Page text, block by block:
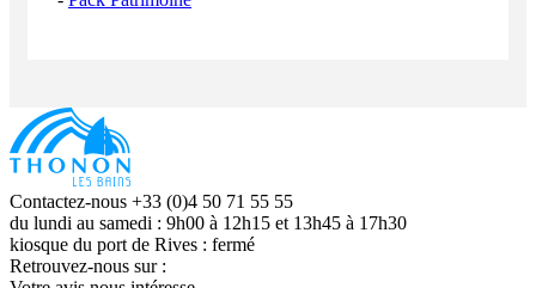
Contactez-nous +33 (0)4 50 71 55 55
du lundi au samedi : 9h00 à 12h15 et 13h45 à 17h30
kiosque du port de Rives : fermé
Retrouvez-nous sur :